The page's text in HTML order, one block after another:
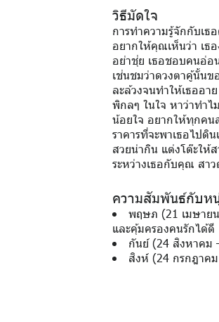
วิธีมัดใจ
การทำความรู้จักกับเธ
อยากให้คุณเห็นว่า เธ
อย่าชุ่ย เธอชอบคนอ่อ
เช่นชมว่าดวงตาคู้นั้นข
ละล้วงจนทำให้เธออ
พิกลๆ ในใจ หาว่าทำไ
น้อยใจ อยากให้ทุกคน
ราคารที่จะพาเธอไปดิ
สวยน่ากิน แต่งโต๊ะให้
ระหว่างเธอกับคุณ สา
ความสัมพันธ์กับห
พฤษภ (21 เมษาย
และคุ้มครองคนรักได้ดี
กันย์ (24 สิงหาคม
สิงห์ (24 กรกฎาค